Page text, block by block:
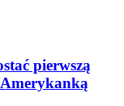
pierwszą
Amerykanką